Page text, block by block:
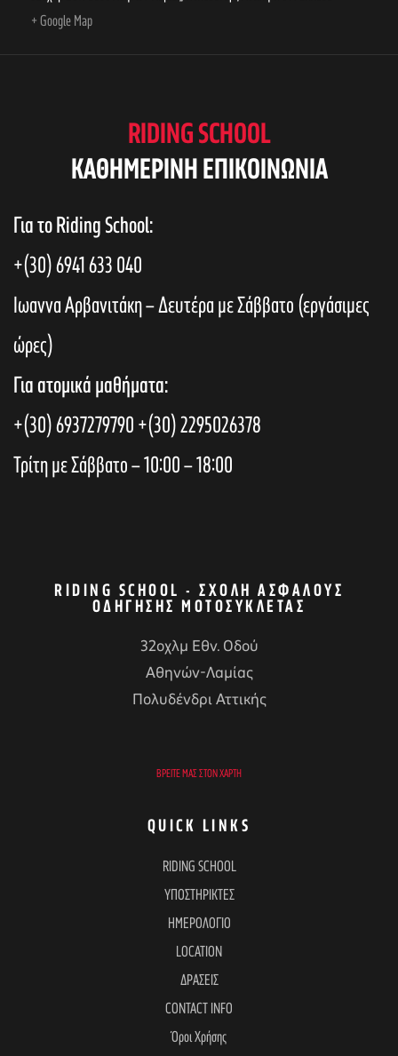
+ Google Map
RIDING SCHOOL
KAΘΗΜΕΡΙΝΗ ΕΠΙΚΟΙΝΩΝΙΑ
Για το Riding School:
+(30) 6941 633 040
Ιωαννα Αρβανιτάκη – Δευτέρα με Σάββατο (εργάσιμες
ώρες)
Για ατομικά μαθήματα:
+(30) 6937279790+(30) 2295026378
Τρίτη με Σάββατο – 10:00 – 18:00
RIDING SCHOOL - ΣΧΟΛΉ ΑΣΦΑΛΟΎΣ
ΟΔΉΓΗΣΗΣ ΜΟΤΟΣΥΚΛΈΤΑΣ
32οχλμ Εθν. Οδού
Αθηνών-Λαμίας
Πολυδένδρι Αττικής
ΒΡΕΊΤΕ ΜΑΣ ΣΤΟΝ ΧΆΡΤΗ
QUICK LINKS
RIDING SCHOOL
ΥΠΟΣΤΗΡΙΚΤΕΣ
ΗΜΕΡΟΛΟΓΙΟ
LOCATION
ΔΡΑΣΕΙΣ
CONTACT INFO
Όροι Χρήσης